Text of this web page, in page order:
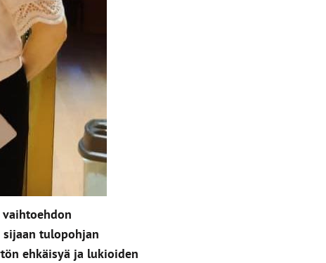
tulopohjan
ehkäisyä ja lukioiden